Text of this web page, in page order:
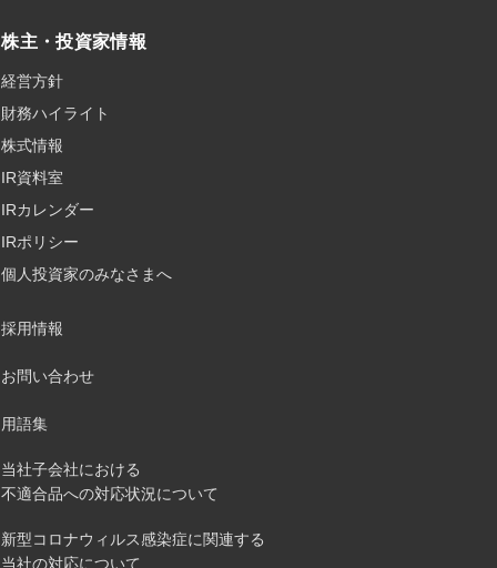
株主・投資家情報
経営方針
財務ハイライト
株式情報
IR資料室
IRカレンダー
IRポリシー
個人投資家のみなさまへ
採用情報
お問い合わせ
用語集
当社子会社における
不適合品への対応状況について
新型コロナウィルス感染症に関連する
当社の対応について